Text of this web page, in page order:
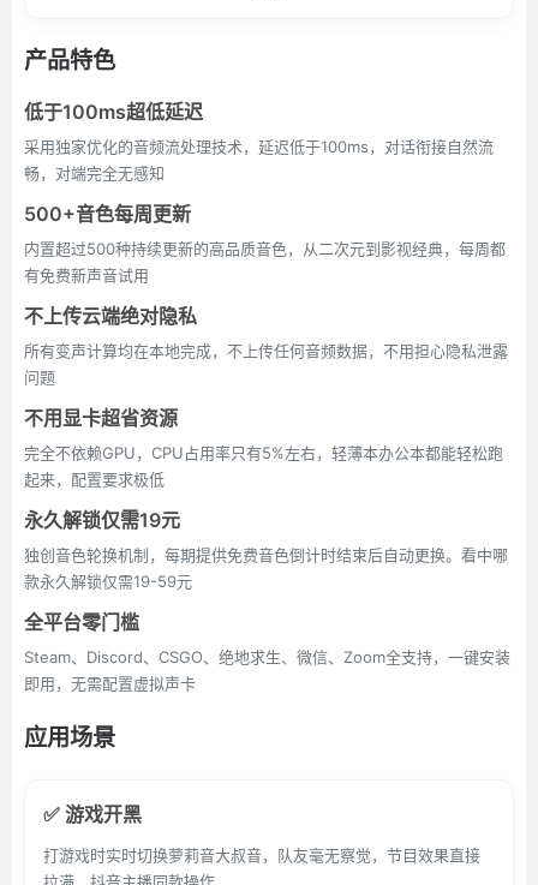
产品特色
低于100ms超低延迟
采用独家优化的音频流处理技术，延迟低于100ms，对话衔接自然流
畅，对端完全无感知
500+音色每周更新
内置超过500种持续更新的高品质音色，从二次元到影视经典，每周都
有免费新声音试用
不上传云端绝对隐私
所有变声计算均在本地完成，不上传任何音频数据，不用担心隐私泄露
问题
不用显卡超省资源
完全不依赖GPU，CPU占用率只有5%左右，轻薄本办公本都能轻松跑
起来，配置要求极低
永久解锁仅需19元
独创音色轮换机制，每期提供免费音色倒计时结束后自动更换。看中哪
款永久解锁仅需19-59元
全平台零门槛
Steam、Discord、CSGO、绝地求生、微信、Zoom全支持，一键安装
即用，无需配置虚拟声卡
应用场景
✅ 游戏开黑
打游戏时实时切换萝莉音大叔音，队友毫无察觉，节目效果直接